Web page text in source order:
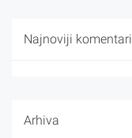
Najnoviji komentari
Arhiva